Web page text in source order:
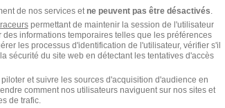
de nos services et ne peuvent pas être désactivés
permettant de maintenir la session de l'utilisateur
informations temporaires telles que les préférences
les processus d'identification de l'utilisateur, vérifier s'il
sécurité du site web en détectant les tentatives d'accès
et suivre les sources d'acquisition d'audience en
comment nos utilisateurs naviguent sur nos sites et
de trafic.